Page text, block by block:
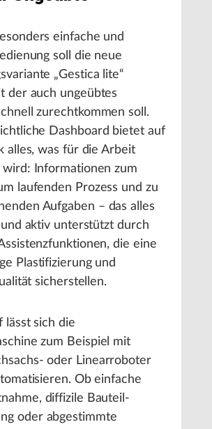
einfache und
soll die neue
„Gestica lite“
der auch ungeübtes
zurechtkommen soll.
Dashboard bietet auf
alles, was für die Arbeit
wird: Informationen zum
laufenden Prozess und zu
Aufgaben – das alles
aktiv unterstützt durch
die eine
Plastifizierung und
sicherstellen.
lässt sich die
zum Beispiel mit
oder Linearroboter
Ob einfache
diffizile Bauteil-
oder abgestimmte